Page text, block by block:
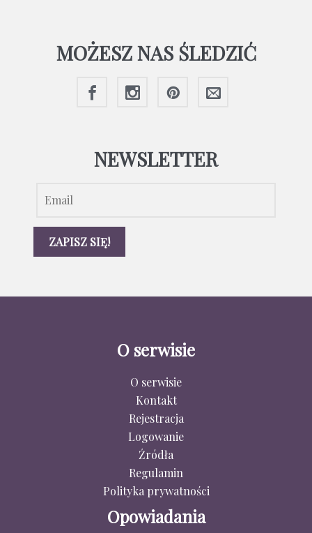
MOŻESZ NAS ŚLEDZIĆ
NEWSLETTER
O serwisie
O serwisie
Kontakt
Rejestracja
Logowanie
Źródła
Regulamin
Polityka prywatności
Opowiadania